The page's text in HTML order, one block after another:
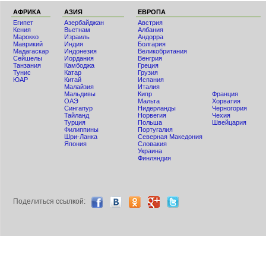
АФРИКА
Египет
Кения
Мaрокко
Маврикий
Мадагаскар
Сейшелы
Танзания
Тунис
ЮАР
АЗИЯ
Азербайджан
Вьетнам
Израиль
Индия
Индонезия
Иордания
Камбоджа
Катар
Китай
Малайзия
Мальдивы
ОАЭ
Сингапур
Тайланд
Турция
Филиппины
Шри-Ланка
Япония
ЕВРОПА
Австрия
Албания
Андорра
Болгария
Великобритания
Венгрия
Греция
Грузия
Испания
Италия
Кипр
Мальта
Нидерланды
Норвегия
Польша
Португалия
Северная Македония
Словакия
Украина
Финляндия
Франция
Хорватия
Черногория
Чехия
Швейцария
Поделиться ccылкой: